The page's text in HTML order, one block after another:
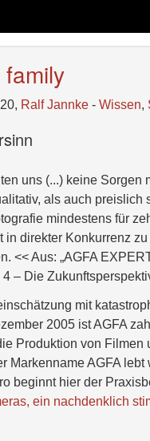
family
Ralf Jannke - Wissen,
uns (...) keine Sorgen
als auch preislich
mindestens für
in direkter Konkurrenz zu
<< Aus: „AGFA
4 – Die
mit
2005 ist AGFA
Produktion von Filmen
Markenname AGFA lebt
beginnt hier der
ein nachdenklich